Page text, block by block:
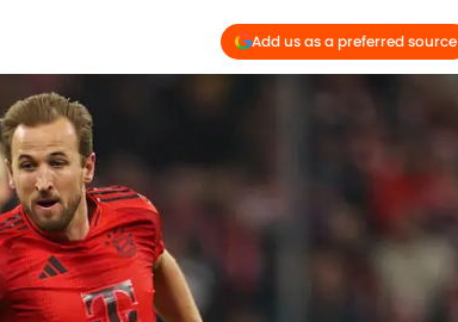
Add us as a preferred source